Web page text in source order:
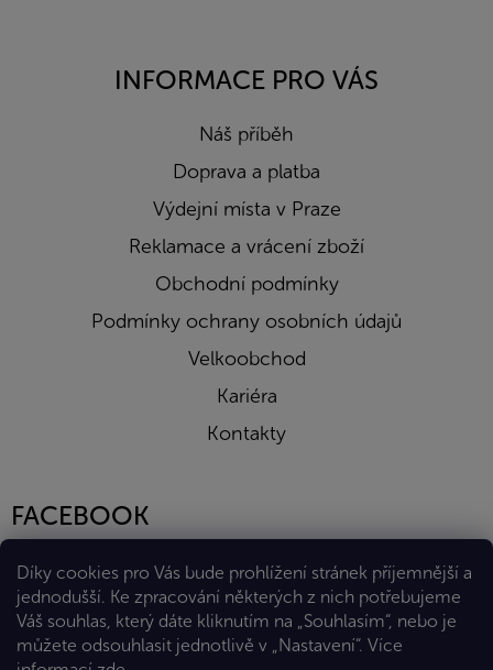
Díky cookies pro Vás bude prohlížení stránek příjemnější a
jednodušší. Ke zpracování některých z nich potřebujeme
Váš souhlas, který dáte kliknutím na „Souhlasím“, nebo je
můžete odsouhlasit jednotlivě v „Nastavení“. Více
INFORMACE PRO VÁS
Náš příběh
Doprava a platba
Výdejní místa v Praze
Reklamace a vrácení zboží
Obchodní podmínky
Podmínky ochrany osobních údajů
Velkoobchod
Kariéra
Kontakty
FACEBOOK